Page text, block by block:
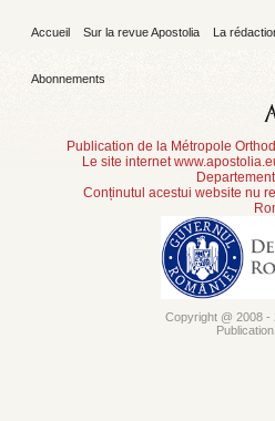
Accueil Sur la revue Apostolia La
Abonnements
Publication de la Métropole
Le site internet
Conținutul acestui website nu
Copyright @ 2008 -